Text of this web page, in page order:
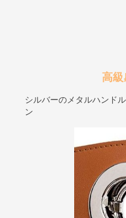
高
シルバーのメタルハンド
ン